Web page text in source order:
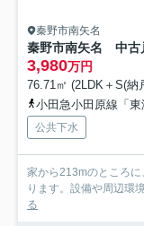
秦野市南矢名
秦野市南矢名 中古
3,980万円
76.71㎡ (2LDK＋S(納
小田急小田原線「
公共下水
家から213mのところ
ります。設備や周辺環
る